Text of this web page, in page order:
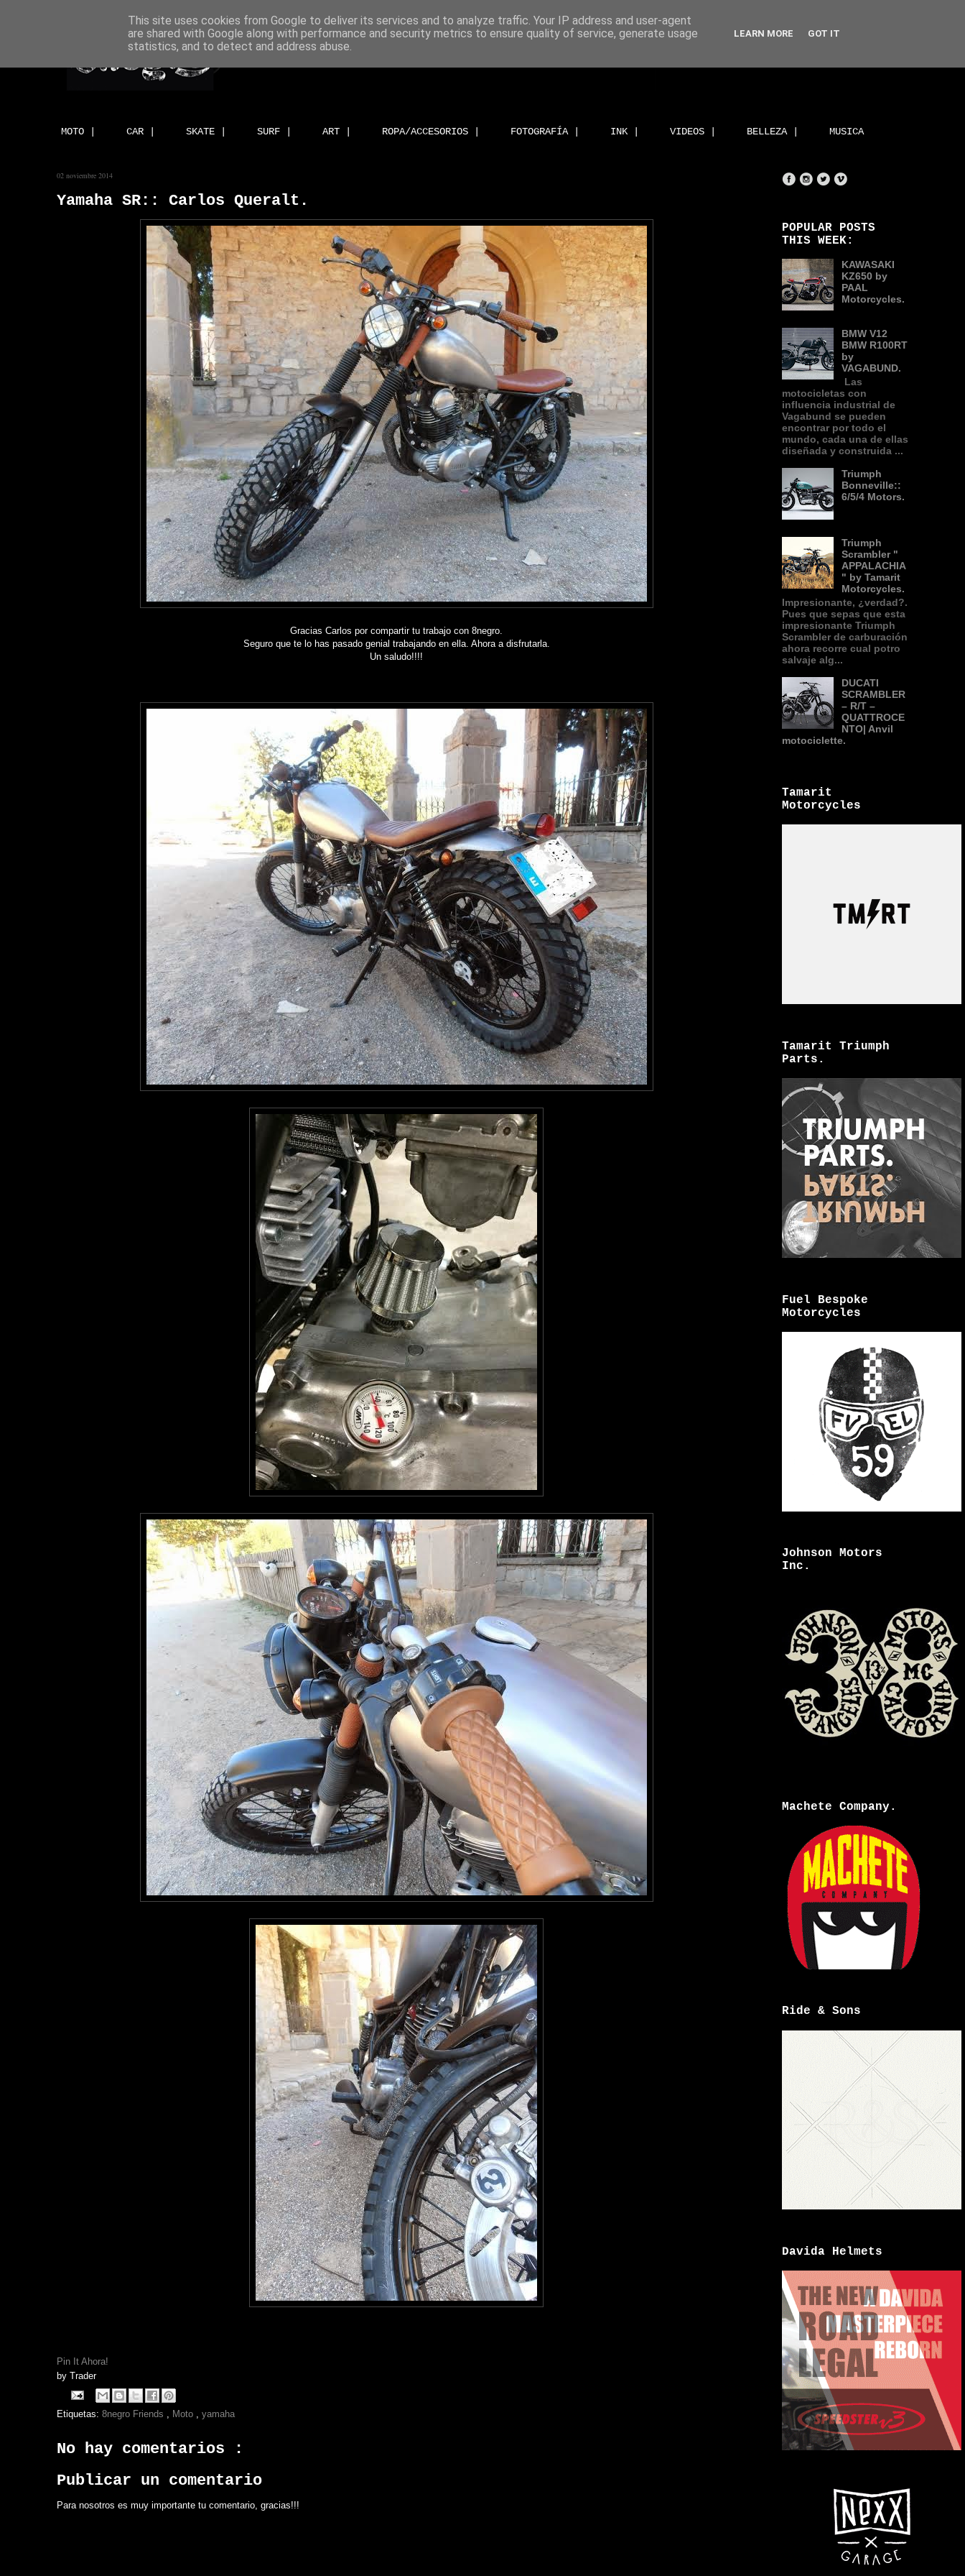
MOTO | CAR | SKATE | SURF | ART | ROPA/ACCESORIOS | FOTOGRAFÍA | INK | VIDEOS | BELLEZA | MUSICA
02 noviembre 2014
Yamaha SR:: Carlos Queralt.
Gracias Carlos por compartir tu trabajo con 8negro.
Seguro que te lo has pasado genial trabajando en ella. Ahora a disfrutarla.
Un saludo!!!!
Pin It Ahora!
by Trader
Etiquetas: 8negro Friends Moto yamaha
No hay comentarios :
Publicar un comentario
Para nosotros es muy importante tu comentario, gracias!!!
POPULAR POSTS
THIS WEEK:
KAWASAKI
KZ650 by
PAAL
Motorcycles.
BMW V12
BMW R100RT
by
VAGABUND.
Las
motocicletas con
influencia industrial de
Vagabund se pueden
encontrar por todo el
mundo, cada una de ellas
diseñada y construida ...
Triumph
Bonneville::
6/5/4 Motors.
Triumph
Scrambler "
APPALACHIA
" by Tamarit
Motorcycles.
Impresionante, ¿verdad?.
Pues que sepas que esta
impresionante Triumph
Scrambler de carburación
ahora recorre cual potro
salvaje alg...
DUCATI
SCRAMBLER
– R/T –
QUATTROCE
NTO| Anvil
motociclette.
Tamarit
Motorcycles
Tamarit Triumph
Parts.
Fuel Bespoke
Motorcycles
Johnson Motors
Inc.
Machete Company.
Ride & Sons
Davida Helmets
This site uses cookies from Google to deliver its services and to analyze traffic. Your IP address and user-agent
are shared with Google along with performance and security metrics to ensure quality of service, generate usage
statistics, and to detect and address abuse.
LEARN MORE GOT IT